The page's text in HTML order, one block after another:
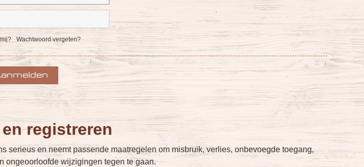
Wachtwoord vergeten?
registreren
serieus en neemt passende maatregelen om misbruik, verlies, onbevoegde toegang,
ongeoorloofde wijzigingen tegen te gaan.